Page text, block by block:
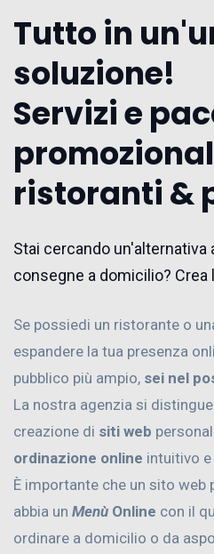
Tutto in
soluzione!
Servizi e
ristoranti &
Stai cercando
consegne a domicilio? Crea
Se possiedi un ristorante o
espandere la tua presenza
pubblico più ampio, sei nel
La nostra agenzia si
creazione di siti web
ordinazione online intuitivo e
È importante che un sito
abbia un Menù Online con il
ordinare a domicilio o da